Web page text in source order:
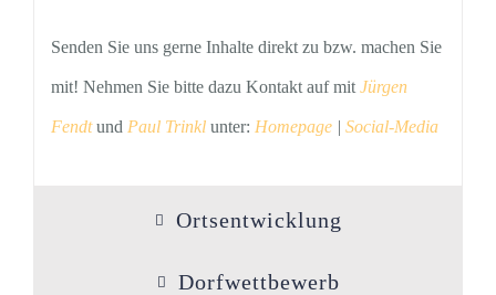
Senden Sie uns gerne Inhalte direkt zu bzw. machen Sie
mit! Nehmen Sie bitte dazu Kontakt auf mit Jürgen
Fendtund Paul Trinkl unter: Homepage| Social-Media
Ortsentwicklung
Dorfwettbewerb